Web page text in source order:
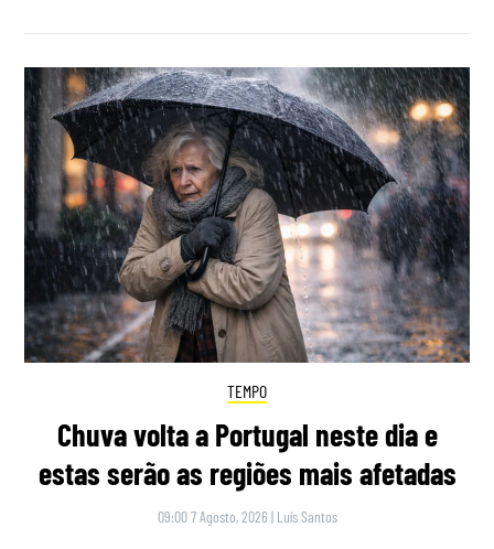
TEMPO
Chuva volta a Portugal neste dia e
estas serão as regiões mais afetadas
09:00 7 Agosto, 2026 | Luís Santos